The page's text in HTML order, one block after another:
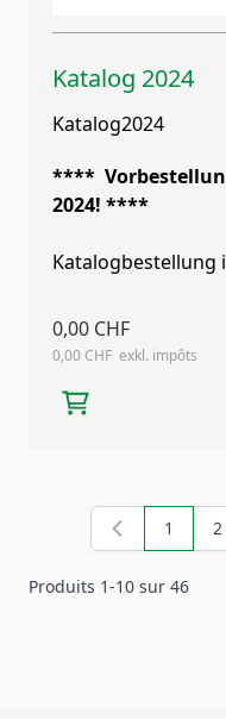
Katalog 2024
Katalog2024
****
2024! ****
Katalogbestellung
0,00 CHF
0,00 CHF
Produits 1-10 sur 46
Vous
1 2